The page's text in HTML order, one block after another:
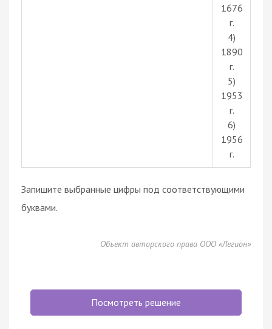
1676
г.
4)
1890
г.
5)
1953
г.
6)
1956
г.
Запишите выбранные цифры под соответствующими
буквами.
Объект авторского права ООО «Легион»
Посмотреть решение